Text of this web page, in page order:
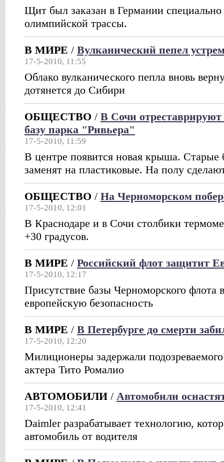
Щит был заказан в Германии специально
олимпийской трассы.
В МИРЕ / Вулканический пепел
17-5-2010, 11:55
Облако вулканического пепла вновь
дотянется до Сибири
ОБЩЕСТВО / В Сочи
базу парка "Ривьера"
17-5-2010, 11:59
В центре появится новая крыша. Старые
заменят на пластиковые. На полу
ОБЩЕСТВО / На Черноморском
17-5-2010, 12:01
В Краснодаре и в Сочи столбики
+30 градусов.
В МИРЕ / Российский флот защитит
17-5-2010, 12:17
Присутствие базы Черноморского флота
европейскую безопасность
В МИРЕ / В Петербурге до смерти
17-5-2010, 12:20
Милиционеры задержали подозреваемого
актера Тито Ромалио
АВТОМОБИЛИ / Автомобили
17-5-2010, 12:41
Daimler разрабатывает технологию,
автомобиль от водителя